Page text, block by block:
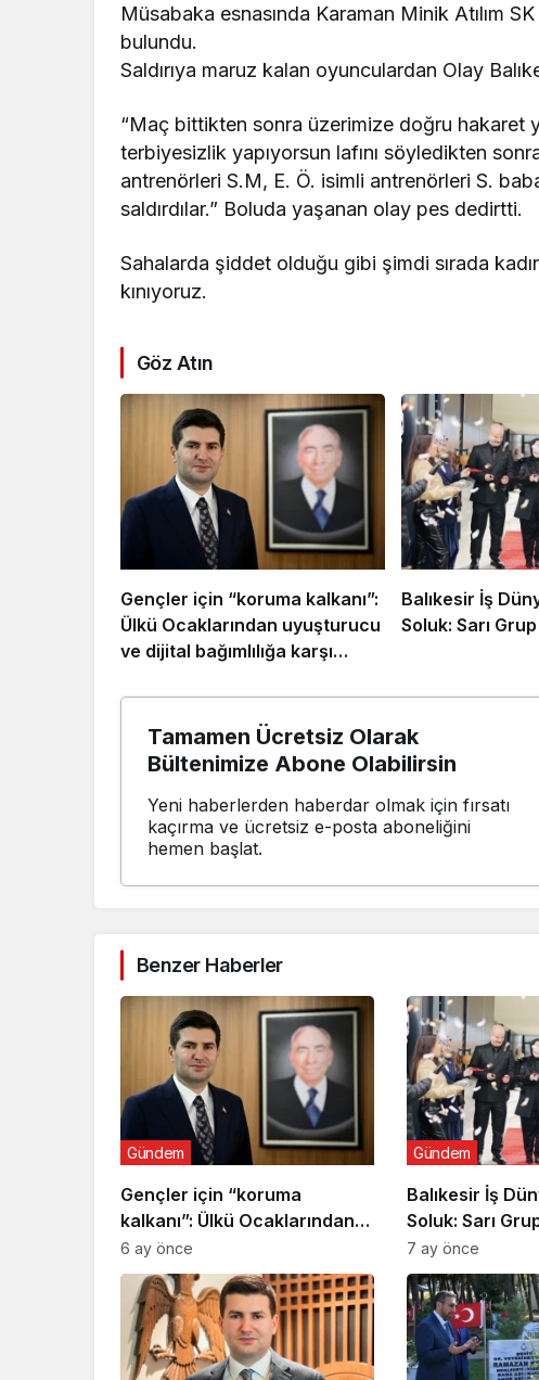
Müsabaka esnasında Karaman Minik Atılım
bulundu.
Saldırıya maruz kalan oyunculardan Olay
“Maç bittikten sonra üzerimize doğru hakaret
terbiyesizlik yapıyorsun lafını söyledikten
antrenörleri S.M, E. Ö. isimli antrenörleri S.
saldırdılar.” Boluda yaşanan olay pes dedirtti.
Sahalarda şiddet olduğu gibi şimdi sırada
kınıyoruz.
Göz Atın
Gençler için “koruma kalkanı”:
Ülkü Ocaklarından uyuşturucu
ve dijital bağımlılığa karşı
Balıkesir İş
Soluk: Sarı
Tamamen Ücretsiz Olarak
Bültenimize Abone Olabilirsin
Yeni haberlerden haberdar olmak için fırsatı
kaçırma ve ücretsiz e-posta aboneliğini
hemen başlat.
Benzer Haberler
Gençler için “koruma
kalkanı”: Ülkü Ocaklarından
uyuşturucu ve dijital
bağımlılığa karşı seferberlik
Gündem
6 ay önce
Balıkesir İş
Soluk: Sarı
Açıldı
Gündem
7 ay önce